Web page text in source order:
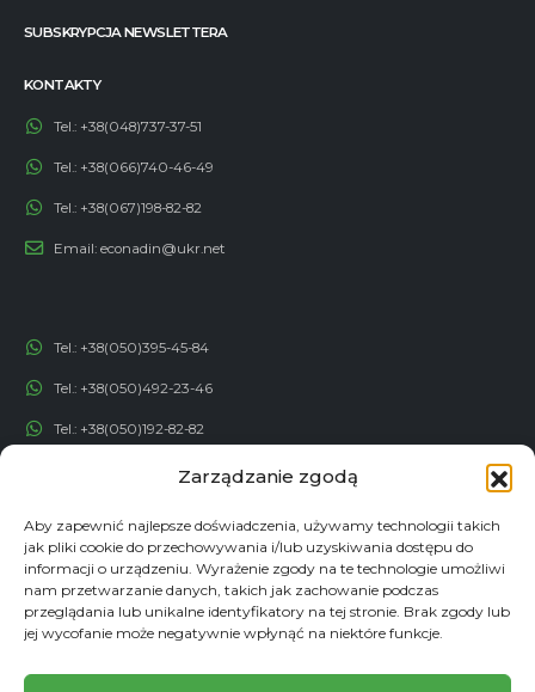
Zarządzanie zgodą
Aby zapewnić najlepsze doświadczenia, używamy technologii takich
jak pliki cookie do przechowywania i/lub uzyskiwania dostępu do
informacji o urządzeniu. Wyrażenie zgody na te technologie umożliwi
nam przetwarzanie danych, takich jak zachowanie podczas
przeglądania lub unikalne identyfikatory na tej stronie. Brak zgody lub
jej wycofanie może negatywnie wpłynąć na niektóre funkcje.
SUBSKRYPCJA NEWSLETTERA
KONTAKTY
Tel.: +38(048)737-37-51
Tel.: +38(066)740-46-49
Tel.: +38(067)198-82-82
Email: econadin@ukr.net
Tel.: +38(050)395-45-84
Tel.: +38(050)492-23-46
Tel.: +38(050)192-82-82
contact@econadin.com
SIECI SPOŁECZNOŚCIOWE